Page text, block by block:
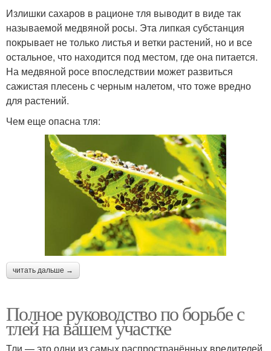
Излишки сахаров в рационе тля выводит в виде так
называемой медвяной росы. Эта липкая субстанция
покрывает не только листья и ветки растений, но и все
остальное, что находится под местом, где она питается.
На медвяной росе впоследствии может развиться
сажистая плесень с черным налетом, что тоже вредно
для растений.
Чем еще опасна тля:
читать дальше →
Полное руководство по борьбе с
тлей на вашем участке
Тли — это одни из самых распространённых вредителей,